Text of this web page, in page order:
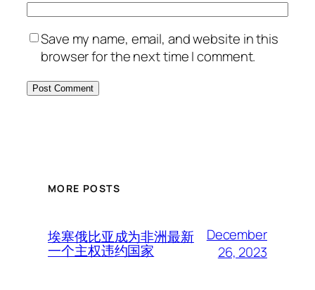
Save my name, email, and website in this
browser for the next time I comment.
MORE POSTS
埃塞俄比亚成为非洲最新
一个主权违约国家
December
26, 2023